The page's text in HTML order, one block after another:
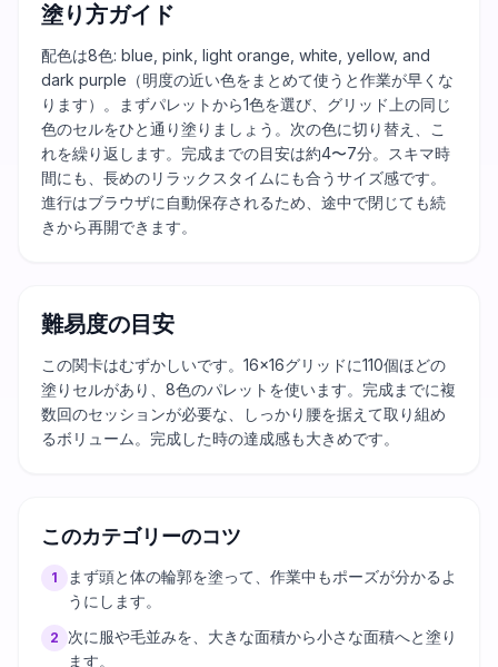
塗り方ガイド
配色は8色: blue, pink, light orange, white, yellow, and
dark purple（明度の近い色をまとめて使うと作業が早くな
ります）。まずパレットから1色を選び、グリッド上の同じ
色のセルをひと通り塗りましょう。次の色に切り替え、こ
れを繰り返します。完成までの目安は約4〜7分。スキマ時
間にも、長めのリラックスタイムにも合うサイズ感です。
進行はブラウザに自動保存されるため、途中で閉じても続
きから再開できます。
難易度の目安
この関卡はむずかしいです。16×16グリッドに110個ほどの
塗りセルがあり、8色のパレットを使います。完成までに複
数回のセッションが必要な、しっかり腰を据えて取り組め
るボリューム。完成した時の達成感も大きめです。
このカテゴリーのコツ
1
まず頭と体の輪郭を塗って、作業中もポーズが分かるよ
うにします。
2
次に服や毛並みを、大きな面積から小さな面積へと塗り
ます。